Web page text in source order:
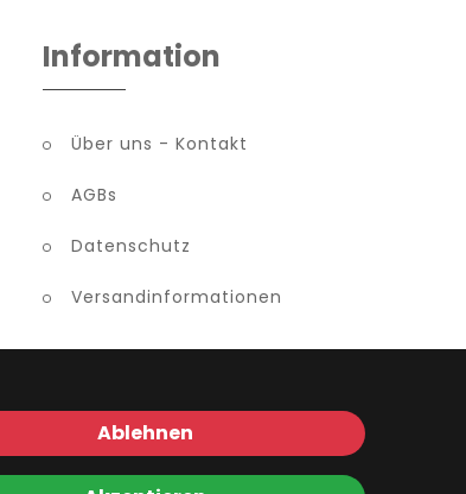
Information
Über uns - Kontakt
AGBs
Datenschutz
Versandinformationen
Ablehnen